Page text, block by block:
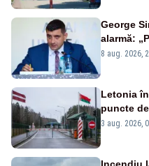
George
alarmă:
vedem
8 aug. 2026,
Letonia
puncte
3 aug. 2026,
Incendiu